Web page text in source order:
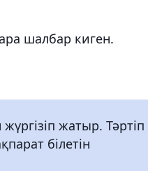
шалбар киген.
жатыр. Тәртіп
білетін